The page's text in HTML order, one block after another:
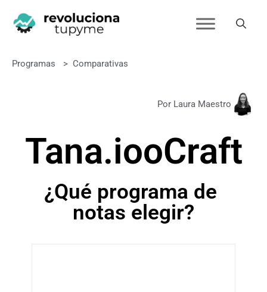
Programas > Comparativas
Por Laura Maestro
Tana.iooCraft
¿Qué programa de
notas elegir?